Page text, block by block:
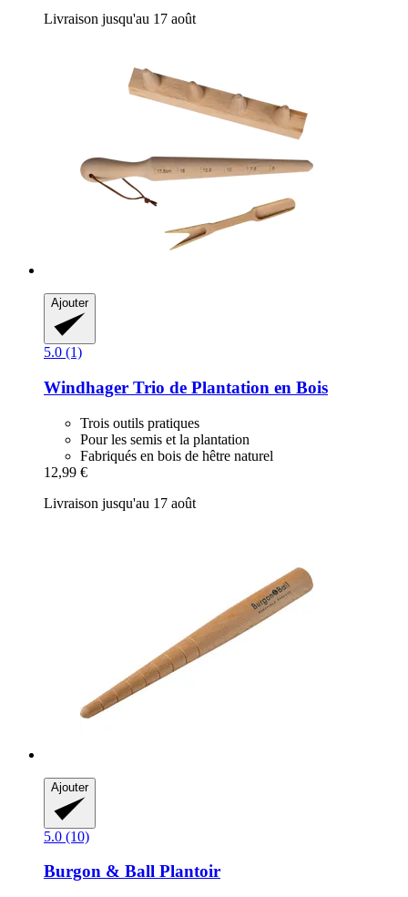
Livraison jusqu'au 17 août
Ajouter
5.0 (1)
Windhager Trio de Plantation en Bois
Trois outils pratiques
Pour les semis et la plantation
Fabriqués en bois de hêtre naturel
12,99 €
Livraison jusqu'au 17 août
Ajouter
5.0 (10)
Burgon & Ball Plantoir